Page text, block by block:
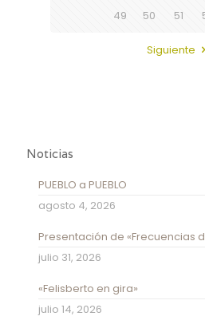
49
50 51
Siguiente
Noticias
PUEBLO a PUEBLO
agosto 4, 2026
Presentación de «Frecuencias
julio 31, 2026
«Felisberto en gira»
julio 14, 2026